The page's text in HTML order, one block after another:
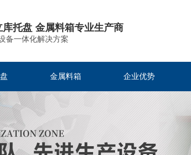
托盘 金属料箱专业生产商
备一体化解决方案
金属料箱 企业优势